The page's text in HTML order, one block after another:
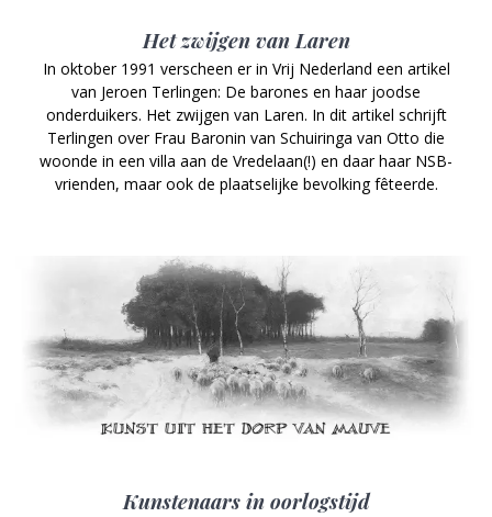
Het zwijgen van Laren
In oktober 1991 verscheen er in Vrij Nederland een artikel
van Jeroen Terlingen: De barones en haar joodse
onderduikers. Het zwijgen van Laren. In dit artikel schrijft
Terlingen over Frau Baronin van Schuiringa van Otto die
woonde in een villa aan de Vredelaan(!) en daar haar NSB-
vrienden, maar ook de plaatselijke bevolking fêteerde.
Kunstenaars in oorlogstijd